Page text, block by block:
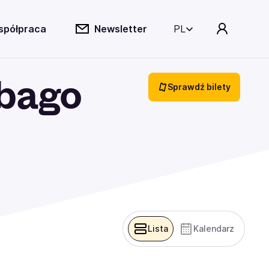
Newsletter PL
Sprawdź bilety
Lista Kalendarz